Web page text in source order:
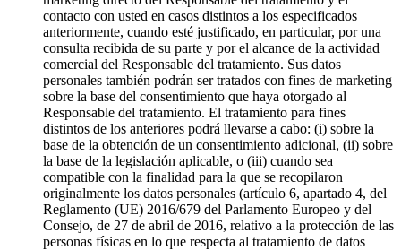
contacto con usted en casos distintos a los especificados
anteriormente, cuando esté justificado, en particular, por una
consulta recibida de su parte y por el alcance de la actividad
comercial del Responsable del tratamiento. Sus datos
personales también podrán ser tratados con fines de marketing
sobre la base del consentimiento que haya otorgado al
Responsable del tratamiento. El tratamiento para fines
distintos de los anteriores podrá llevarse a cabo: (i) sobre la
base de la obtención de un consentimiento adicional, (ii) sobre
la base de la legislación aplicable, o (iii) cuando sea
compatible con la finalidad para la que se recopilaron
originalmente los datos personales (artículo 6, apartado 4, del
Reglamento (UE) 2016/679 del Parlamento Europeo y del
Consejo, de 27 de abril de 2016, relativo a la protección de las
personas físicas en lo que respecta al tratamiento de datos